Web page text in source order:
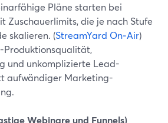
Pläne starten bei
Zuschauerlimits, die je nach Stufe
skalieren. (StreamYard On‑Air)
Produktionsqualität,
und unkomplizierte Lead-
aufwändiger Marketing-
Webinare und Funnels)